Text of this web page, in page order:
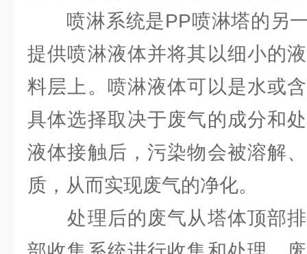
喷淋系统是PP喷淋塔的另一
提供喷淋液体并将其以细小的
料层上。喷淋液体可以是水或
具体选择取决于废气的成分和
液体接触后，污染物会被溶解
质，从而实现废气的净化。
处理后的废气从塔体顶部排